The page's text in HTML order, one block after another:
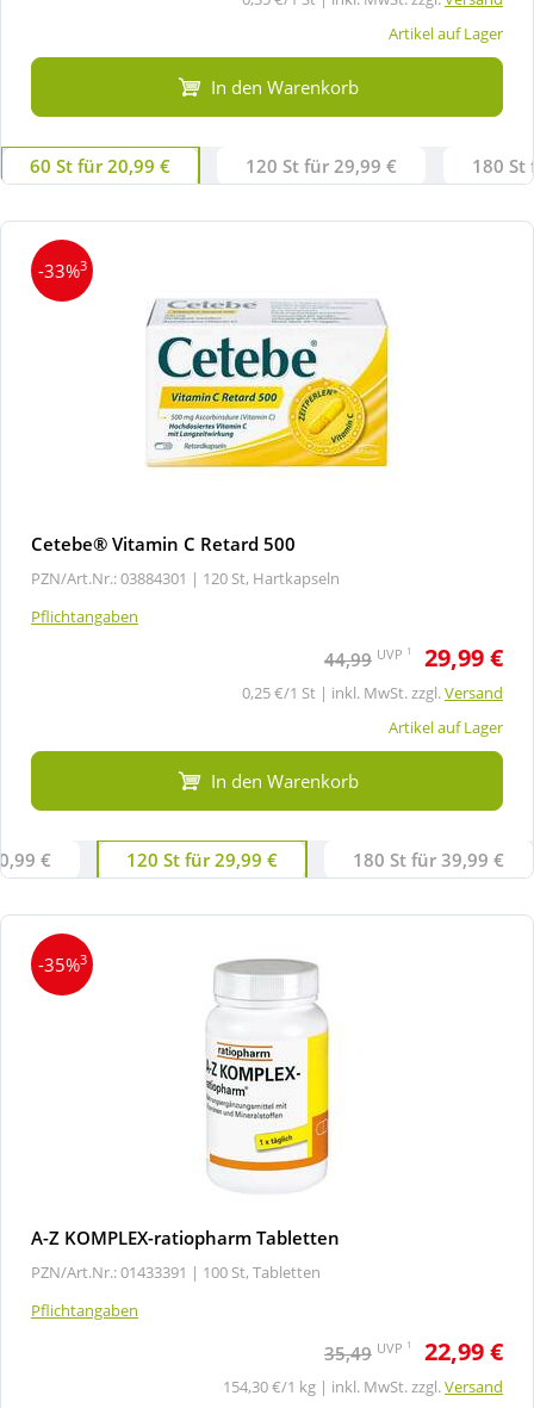
Artikel auf Lager
In den Warenkorb
60 St für 20,99 € 120 St für 29,99 € 180 St
-33%3
Cetebe® Vitamin C Retard 500
PZN/Art.Nr.: 03884301 | 120 St, Hartkapseln
Pflichtangaben
44,99 UVP 1 29,99 €
0,25 €/1 St | inkl. MwSt. zzgl.Versand
Artikel auf Lager
In den Warenkorb
€ 120 St für 29,99 € 180 St für 39,99 €
-35%3
A-Z KOMPLEX-ratiopharm Tabletten
PZN/Art.Nr.: 01433391 | 100 St, Tabletten
Pflichtangaben
35,49 UVP 1 22,99 €
154,30 €/1 kg | inkl. MwSt. zzgl.Versand